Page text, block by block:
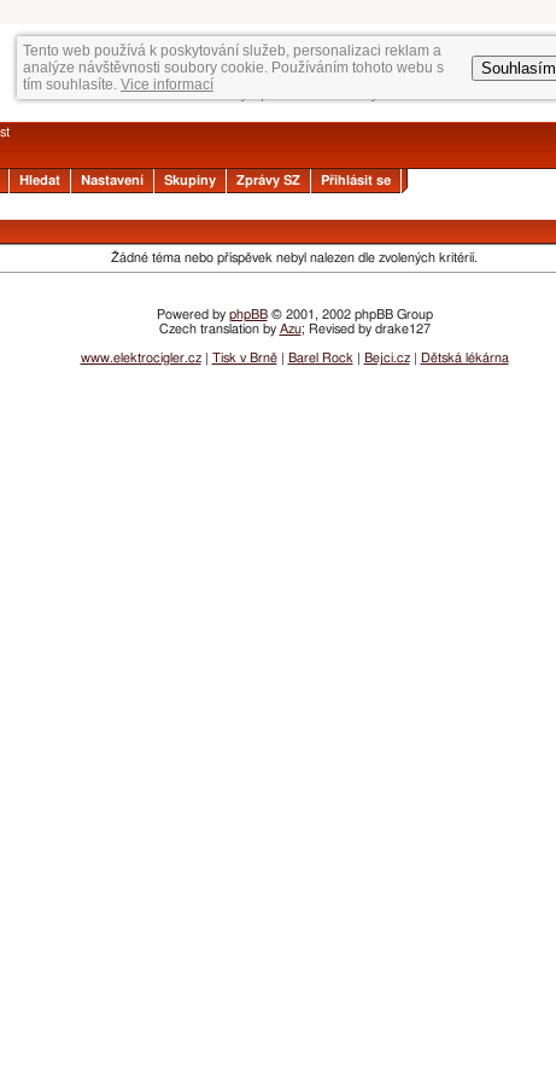
Tento web používá k poskytování služeb, personalizaci reklam a
analýze návštěvnosti soubory cookie. Používáním tohoto webu s
tím souhlasíte. Vice informací
Souhlasím
Hledat Nastavení Skupiny Zprávy SZ
Přihlásit se
Žádné téma nebo příspěvek nebyl nalezen dle zvolených kritérií.
Powered by phpBB© 2001, 2002 phpBB Group
Czech translation by Azu; Revised by drake127
www.elektrocigler.cz| Tisk v Brně| Barel Rock Bejci.cz| Dětská lékárna